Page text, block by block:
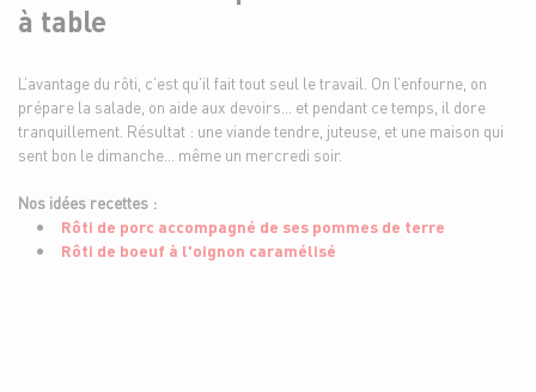
à table
L’avantage du rôti, c’est qu’il fait tout seul le travail. On l’enfourne, on
prépare la salade, on aide aux devoirs… et pendant ce temps, il dore
tranquillement. Résultat : une viande tendre, juteuse, et une maison qui
sent bon le dimanche… même un mercredi soir.
Nos idées recettes :
Rôti de porc accompagné de ses pommes de terre
Rôti de boeuf à l'oignon caramélisé